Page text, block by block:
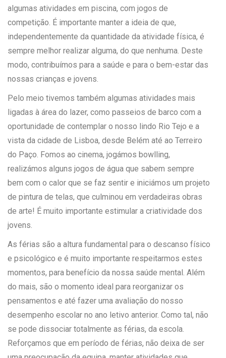
algumas atividades em piscina, com jogos de
competição. É importante manter a ideia de que,
independentemente da quantidade da atividade física, é
sempre melhor realizar alguma, do que nenhuma. Deste
modo, contribuímos para a saúde e para o bem-estar das
nossas crianças e jovens.
Pelo meio tivemos também algumas atividades mais
ligadas à área do lazer, como passeios de barco com a
oportunidade de contemplar o nosso lindo Rio Tejo e a
vista da cidade de Lisboa, desde Belém até ao Terreiro
do Paço. Fomos ao cinema, jogámos bowlling,
realizámos alguns jogos de água que sabem sempre
bem com o calor que se faz sentir e iniciámos um projeto
de pintura de telas, que culminou em verdadeiras obras
de arte! É muito importante estimular a criatividade dos
jovens.
As férias são a altura fundamental para o descanso físico
e psicológico e é muito importante respeitarmos estes
momentos, para benefício da nossa saúde mental. Além
do mais, são o momento ideal para reorganizar os
pensamentos e até fazer uma avaliação do nosso
desempenho escolar no ano letivo anterior. Como tal, não
se pode dissociar totalmente as férias, da escola.
Reforçamos que em período de férias, não deixa de ser